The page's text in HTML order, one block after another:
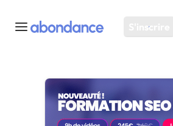
S'inscrire
Toutes les actus
Actus SEO
Plateforme